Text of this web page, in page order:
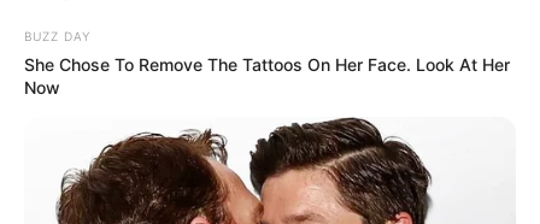
+Brasileiro superdotado é aprovado para estudar em Harvard e
Oxford.
Titanic: o que a 1ª varredura de imagem completa do naufrágio
48 dicas e truques secretos do WhatsApp que talvez não
Técnica de enfermagem de 56 anos passa em 3 concursos entre
os primeiros
BUZZ DAY
She Chose To Remove The Tattoos On Her Face. Look At Her
Now